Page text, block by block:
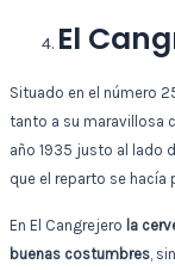
El
Situado en el número
tanto a su maravillosa
año 1935 justo al lado
que el reparto se
En El Cangrejero la
buenas costumbres ,